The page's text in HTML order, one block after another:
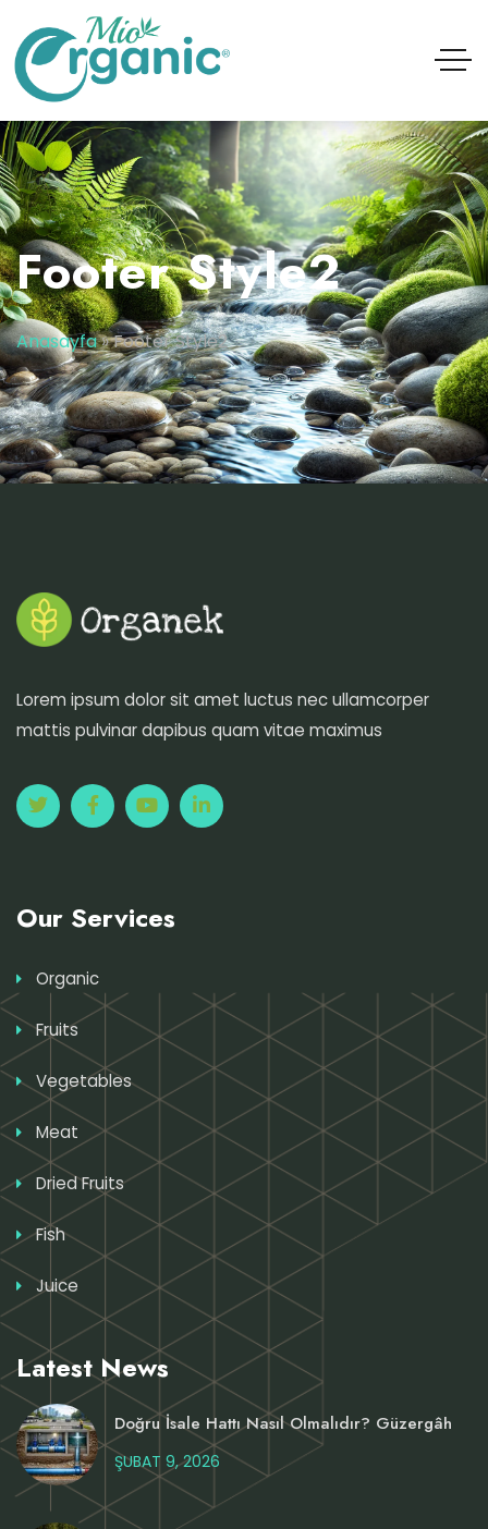
Footer Style2
Anasayfa»Footer Style2
Lorem ipsum dolor sit amet luctus nec ullamcorper
mattis pulvinar dapibus quam vitae maximus
Our Services
Organic
Fruits
Vegetables
Meat
Dried Fruits
Fish
Juice
Latest News
Doğru İsale Hattı Nasıl Olmalıdır? Güzergâh
ŞUBAT 9, 2026